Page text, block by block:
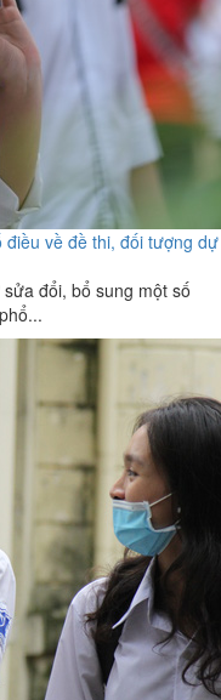
về đề thi, đối tượng dự
đổi, bổ sung một số